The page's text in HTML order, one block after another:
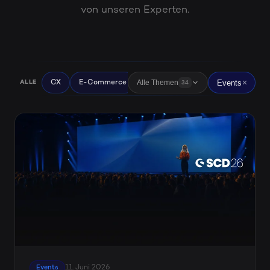
von unseren Experten.
ALLE CX E-Commerce Digitalisierung News UX
Alle Themen 34 Events
Events 11. Juni 2026